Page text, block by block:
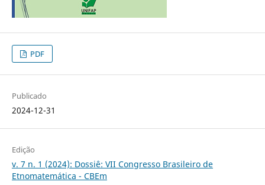
PDF
Publicado
2024-12-31
Edição
v. 7 n. 1 (2024): Dossiê: VII Congresso Brasileiro de
Etnomatemática - CBEm